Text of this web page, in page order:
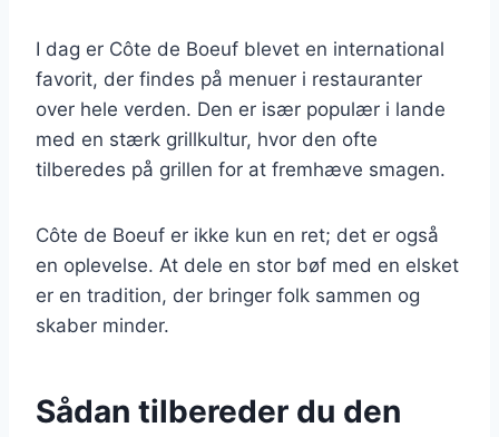
I dag er Côte de Boeuf blevet en international
favorit, der findes på menuer i restauranter
over hele verden. Den er især populær i lande
med en stærk grillkultur, hvor den ofte
tilberedes på grillen for at fremhæve smagen.
Côte de Boeuf er ikke kun en ret; det er også
en oplevelse. At dele en stor bøf med en elsket
er en tradition, der bringer folk sammen og
skaber minder.
Sådan tilbereder du den